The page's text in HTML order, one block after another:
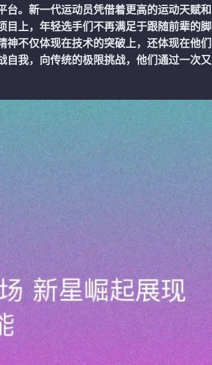
。新一代运动员凭借着更高的运动天赋和
目上，年轻选手们不再满足于跟随前辈的脚
不仅体现在技术的突破上，还体现在他们
我，向传统的极限挑战，他们通过一次又